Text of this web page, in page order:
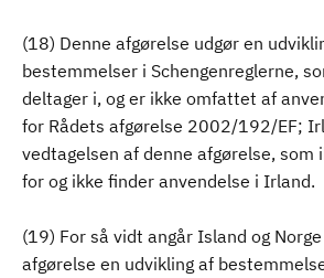
(18) Denne afgørelse udgør en
bestemmelser i Schengenreglerne,
deltager i, og er ikke omfattet af
for Rådets afgørelse 2002/192/EF;
vedtagelsen af denne afgørelse, som
for og ikke finder anvendelse i Irland.
(19) For så vidt angår Island og
afgørelse en udvikling af